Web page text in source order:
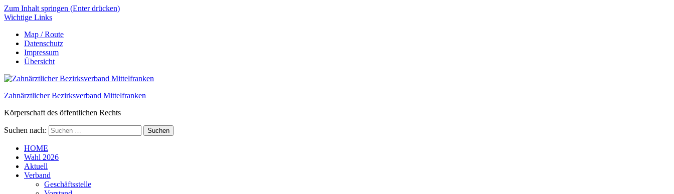
Zum Inhalt springen (Enter drücken)
Wichtige Links
Map / Route
Datenschutz
Impressum
Übersicht
Zahnärztlicher Bezirksverband Mittelfranken
Körperschaft des öffentlichen Rechts
Suchen nach:
HOME
Wahl 2026
Aktuell
Verband
Geschäftsstelle